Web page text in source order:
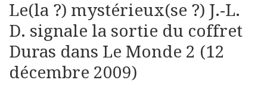
Le(la ?) mystérieux(se ?) J.-L.
D. signale la sortie du coffret
Duras dans Le Monde 2 (12
décembre 2009)